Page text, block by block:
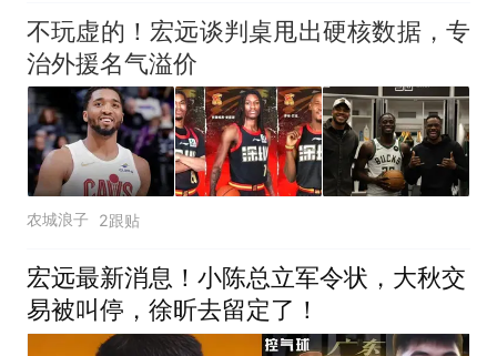
不玩虚的！宏远谈判桌甩出硬核数据，专
治外援名气溢价
农城浪子 2跟贴
宏远最新消息！小陈总立军令状，大秋交
易被叫停，徐昕去留定了！